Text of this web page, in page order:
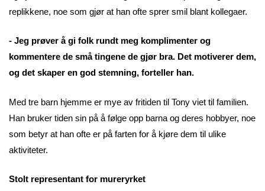
replikkene, noe som gjør at han ofte sprer smil blant kollegaer.
- Jeg prøver å gi folk rundt meg komplimenter og
kommentere de små tingene de gjør bra. Det motiverer dem,
og det skaper en god stemning, forteller han.
Med tre barn hjemme er mye av fritiden til Tony viet til familien.
Han bruker tiden sin på å følge opp barna og deres hobbyer, noe
som betyr at han ofte er på farten for å kjøre dem til ulike
aktiviteter.
Stolt representant for mureryrket